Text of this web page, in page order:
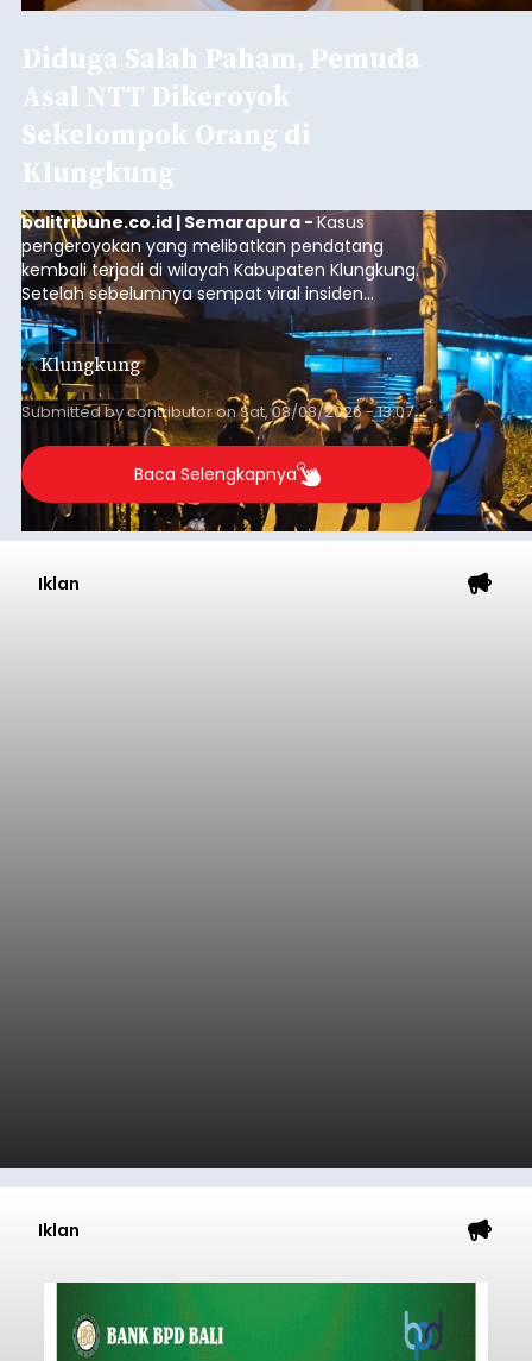
Diduga Salah Paham, Pemuda
Asal NTT Dikeroyok
Sekelompok Orang di
Klungkung
balitribune.co.id | Semarapura -Kasus
pengeroyokan yang melibatkan pendatang
kembali terjadi di wilayah Kabupaten Klungkung.
Setelah sebelumnya sempat viral insiden
keributan di barat Pasar Galiran, peristiwa serupa
kini menimpa seorang pemuda asal Kabupaten
Sumba Barat Daya (SBD), Nusa Tenggara Timur
(NTT).
Klungkung
Submitted bycontributoronSat, 08/08/2026 - 13:07
Baca Selengkapnya
Iklan
Iklan